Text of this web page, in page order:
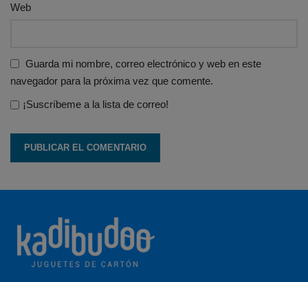
Web
Guarda mi nombre, correo electrónico y web en este
navegador para la próxima vez que comente.
¡Suscríbeme a la lista de correo!